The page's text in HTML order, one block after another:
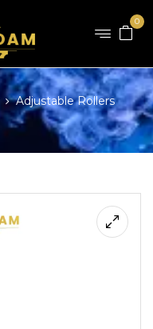
0
Adjustable Rollers